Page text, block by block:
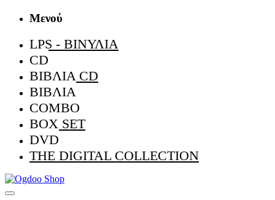
Μενού
LPS - ΒΙΝΎΛΙΑ
CD
ΒΙΒΛΊΑ CD
ΒΙΒΛΊΑ
COMBO
BOX SET
DVD
THE DIGITAL COLLECTION